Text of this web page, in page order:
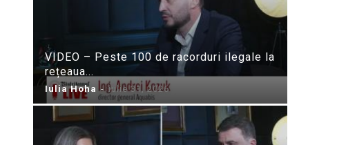
VIDEO – Peste 100 de racorduri ilegale la
rețeaua...
Iulia Hoha - iulie 31, 2026